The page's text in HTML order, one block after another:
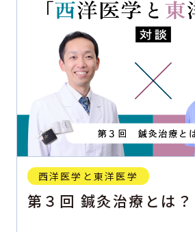
西洋医学と東洋医学
第３回 鍼灸治療とは？